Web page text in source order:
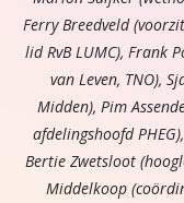
Ferry Breedveld
lid RvB LUMC), Frank
van Leven, TNO),
Midden), Pim
afdelingshoofd
Bertie Zwetsloot
Middelkoop